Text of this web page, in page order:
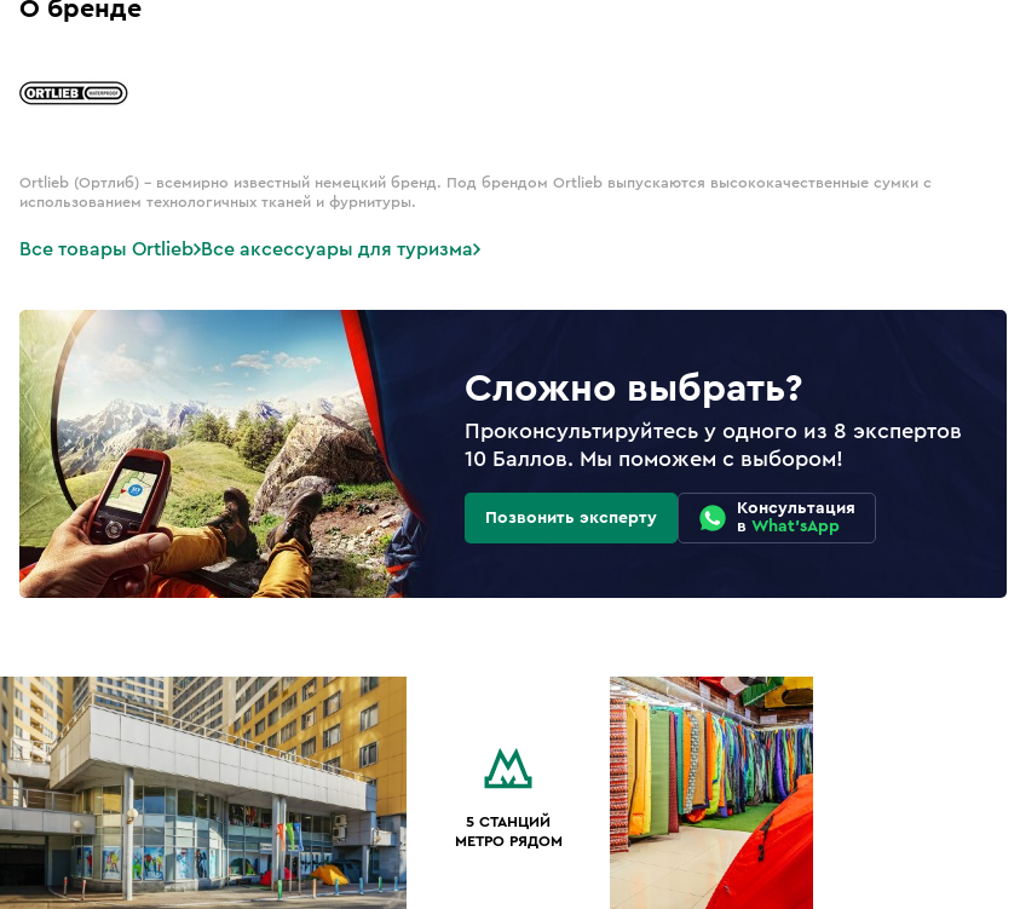
О бренде
Ortlieb (Ортлиб) – всемирно известный немецкий бренд. Под брендом Ortlieb выпускаются высококачественные сумки с
использованием технологичных тканей и фурнитуры.
Все товары Ortlieb Все аксессуары для туризма
Сложно выбрать?
Проконсультируйтесь у одного из 8 экспертов
10 Баллов. Мы поможем с выбором!
Позвонить эксперту
Консультация
в What'sApp
5 СТАНЦИЙ
МЕТРО РЯДОМ